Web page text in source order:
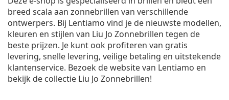
breed scala aan zonnebrillen van verschillende
ontwerpers. Bij Lentiamo vind je de nieuwste modellen,
kleuren en stijlen van Liu Jo Zonnebrillen tegen de
beste prijzen. Je kunt ook profiteren van gratis
levering, snelle levering, veilige betaling en uitstekende
klantenservice. Bezoek de website van Lentiamo en
bekijk de collectie Liu Jo Zonnebrillen!